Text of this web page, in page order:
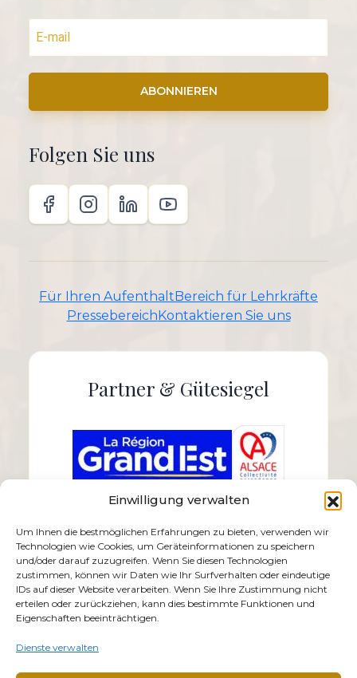
Einwilligung verwalten
Um Ihnen die bestmöglichen Erfahrungen zu bieten, verwenden wir
Technologien wie Cookies, um Geräteinformationen zu speichern
und/oder darauf zuzugreifen. Wenn Sie diesen Technologien
zustimmen, können wir Daten wie Ihr Surfverhalten oder eindeutige
IDs auf dieser Website verarbeiten. Wenn Sie Ihre Zustimmung nicht
erteilen oder zurückziehen, kann dies bestimmte Funktionen und
Eigenschaften beeinträchtigen.
Dienste verwalten
ABONNIEREN
Folgen Sie uns
Für Ihren AufenthaltBereich für Lehrkräfte
PressebereichKontaktieren Sie uns
Partner & Gütesiegel